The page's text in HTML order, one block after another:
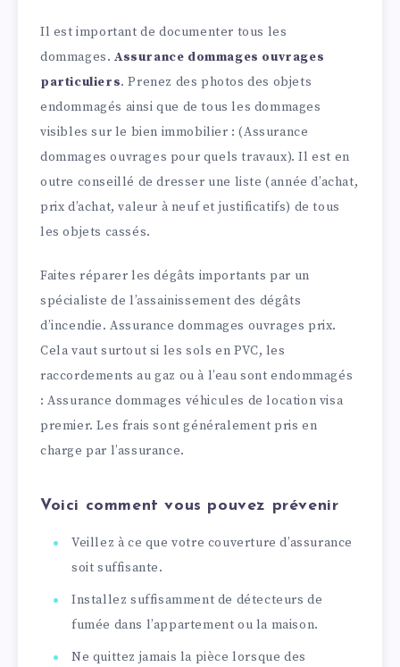
Il est important de documenter tous les
dommages. Assurance dommages ouvrages
particuliers. Prenez des photos des objets
endommagés ainsi que de tous les dommages
visibles sur le bien immobilier : (Assurance
dommages ouvrages pour quels travaux). Il est en
outre conseillé de dresser une liste (année d’achat,
prix d’achat, valeur à neuf et justificatifs) de tous
les objets cassés.
Faites réparer les dégâts importants par un
spécialiste de l’assainissement des dégâts
d’incendie. Assurance dommages ouvrages prix.
Cela vaut surtout si les sols en PVC, les
raccordements au gaz ou à l’eau sont endommagés
: Assurance dommages véhicules de location visa
premier. Les frais sont généralement pris en
charge par l’assurance.
Voici comment vous pouvez prévenir
Veillez à ce que votre couverture d’assurance
soit suffisante.
Installez suffisamment de détecteurs de
fumée dans l’appartement ou la maison.
Ne quittez jamais la pièce lorsque des